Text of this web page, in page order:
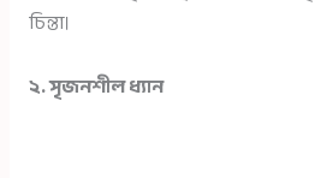
চিন্তা।
২. সৃজনশীল ধ্যান